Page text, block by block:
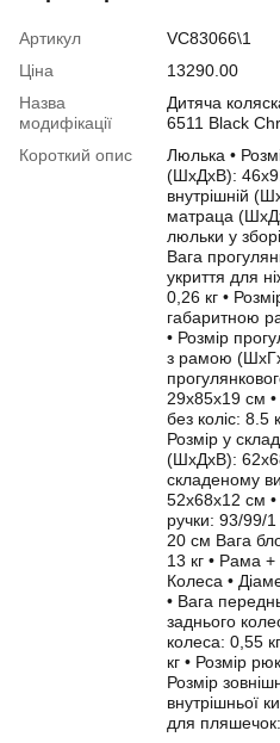
Артикул
VC83066\1
Ціна
13290.00
Назва
модифікації
Дитяча
6511 Black
Короткий опис
Люлька •
(ШхДхВ):
внутрішній
матраца
люльки у
Вага
укриття для
0,26 кг •
габаритною
• Розмір
з рамою
29х85х19 см
без коліс: 8.5
Розмір у
(ШхДхВ):
складеному
52х68х12 см •
ручки: 93/99/1
20 см Вага
13 кг • Рама +
Колеса •
• Вага
заднього
колеса: 0,55
кг • Розмір
Розмір
внутрішньої
для